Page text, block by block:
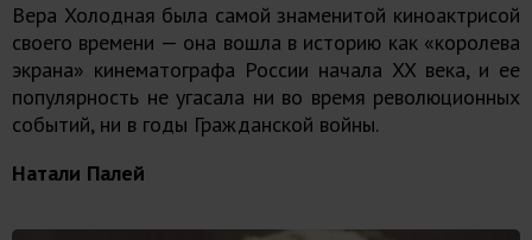
Вера Холодная была самой знаменитой киноактрисой
своего времени — она вошла в историю как «королева
экрана» кинематографа России начала XX века, и ее
популярность не угасала ни во время революционных
событий, ни в годы Гражданской войны.
Натали Палей